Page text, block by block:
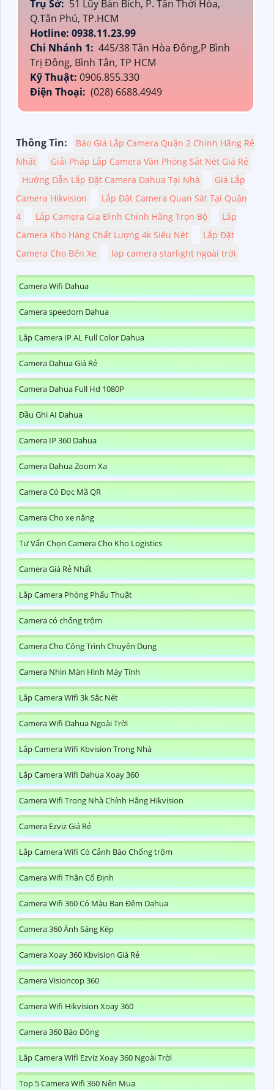
Trụ Sở: 51 Lũy Bán Bích, P. Tân Thới Hòa,
Q.Tân Phú, TP.HCM
Hotline: 0938.11.23.99
Chi Nhánh 1: 445/38 Tân Hòa Đông,P Bình
Trị Đông, Bình Tân, TP HCM
Kỹ Thuật: 0906.855.330
Điện Thoại: (028) 6688.4949
Thông Tin:
Báo Giá Lắp Camera Quận 2 Chính Hãng Rẻ
Nhất
Giải Pháp Lắp Camera Văn Phòng Sắt Nét Giá Rẻ
Hướng Dẫn Lắp Đặt Camera Dahua Tại Nhà
Giá Lắp
Camera Hikvision
Lắp Đặt Camera Quan Sát Tại Quận
4
Lắp Camera Gia Đình Chính Hãng Trọn Bộ
Lắp
Camera Kho Hàng Chất Lượng 4k Siêu Nét
Lắp Đặt
Camera Cho Bến Xe
lap camera starlight ngoài trời
Camera Wifi Dahua
Camera speedom Dahua
Lắp Camera IP AL Full Color Dahua
Camera Dahua Giá Rẻ
Camera Dahua Full Hd 1080P
Đầu Ghi AI Dahua
Camera IP 360 Dahua
Camera Dahua Zoom Xa
Camera Có Đọc Mã QR
Camera Cho xe nâng
Tư Vấn Chọn Camera Cho Kho Logistics
Camera Giá Rẻ Nhất
Lắp Camera Phòng Phẩu Thuật
Camera có chống trộm
Camera Cho Công Trình Chuyên Dụng
Camera Nhìn Màn Hình Máy Tính
Lắp Camera Wifi 3k Sắc Nét
Camera Wifi Dahua Ngoài Trời
Lắp Camera Wifi Kbvision Trong Nhà
Lắp Camera Wifi Dahua Xoay 360
Camera Wifi Trong Nhà Chính Hãng Hikvision
Camera Ezviz Giá Rẻ
Lắp Camera Wifi Có Cảnh Báo Chống trộm
Camera Wifi Thân Cố Định
Camera Wifi 360 Có Màu Ban Đêm Dahua
Camera 360 Ánh Sáng Kép
Camera Xoay 360 Kbvision Giá Rẻ
Camera Visioncop 360
Camera Wifi Hikvision Xoay 360
Camera 360 Báo Động
Lắp Camera Wifi Ezviz Xoay 360 Ngoài Trời
Top 5 Camera Wifi 360 Nên Mua